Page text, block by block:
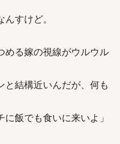
すけど。
める嫁の視線がウルウル
と結構近いんだが、何も
に飯でも食いに来いよ」